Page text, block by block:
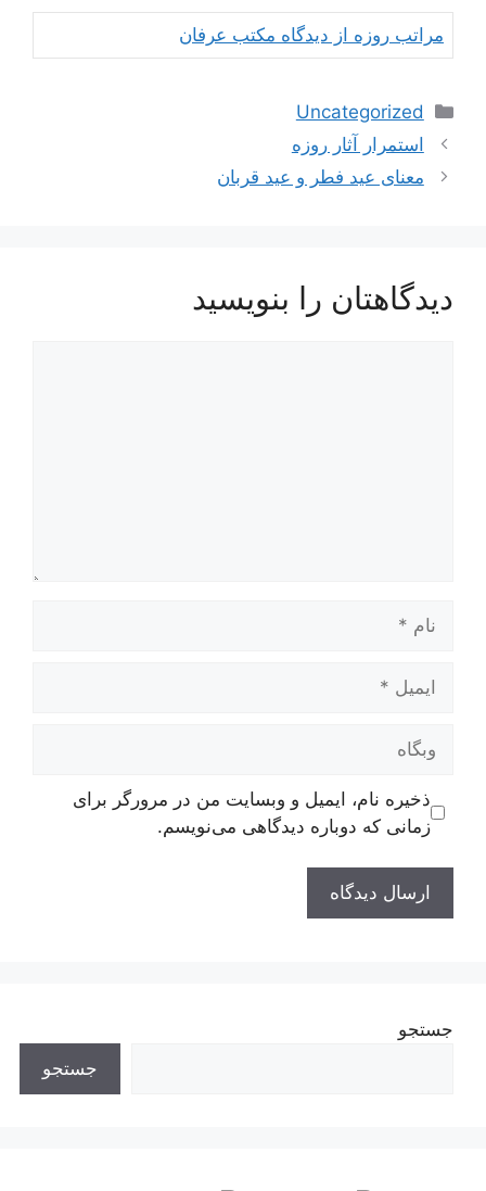
مراتب روزه از دیدگاه مکتب عرفان
دسته‌ها
Uncategorized
ناوبری
نوشته‌ها
استمرار آثار روزه
معنای‌ عيد فطر و عيد قربان
دیدگاهتان را بنویسید
وبگاه
ذخیره نام، ایمیل و وبسایت من در مرورگر برای
زمانی که دوباره دیدگاهی می‌نویسم.
جستجو
جستجو